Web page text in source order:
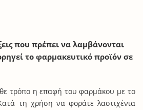
που πρέπει να λαμβάνονται
το φαρμακευτικό προϊόν σε
τρόπο η επαφή του φαρμάκου με το
τη χρήση να φοράτε λαστιχένια